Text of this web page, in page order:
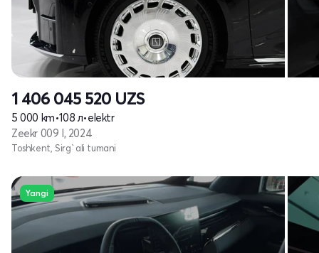
1 406 045 520 UZS
5 000 km•108 л•elektr
Zeekr 009 I, 2024
Toshkent, Sirg`ali tumani
Yangi